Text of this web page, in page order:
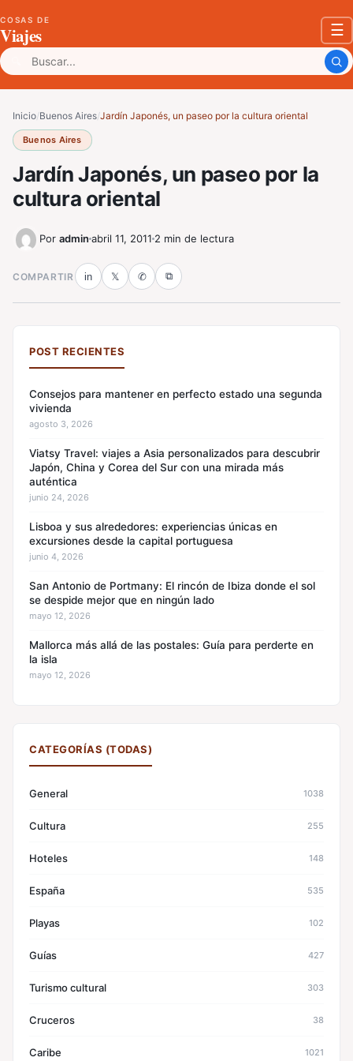
COSAS DE
Viajes ☰
Buscar:
Inicio/Buenos Aires/Jardín Japonés, un paseo por la cultura oriental
Buenos Aires
Jardín Japonés, un paseo por la
cultura oriental
Por admin abril 11, 2011 2 min de lectura
COMPARTIR in 𝕏 ✆ ⧉
POST RECIENTES
Consejos para mantener en perfecto estado una segunda
vivienda
agosto 3, 2026
Viatsy Travel: viajes a Asia personalizados para descubrir
Japón, China y Corea del Sur con una mirada más
auténtica
junio 24, 2026
Lisboa y sus alrededores: experiencias únicas en
excursiones desde la capital portuguesa
junio 4, 2026
San Antonio de Portmany: El rincón de Ibiza donde el sol
se despide mejor que en ningún lado
mayo 12, 2026
Mallorca más allá de las postales: Guía para perderte en
la isla
mayo 12, 2026
CATEGORÍAS (TODAS)
General 1038
Cultura 255
Hoteles 148
España 535
Playas 102
Guías 427
Turismo cultural 303
Cruceros 38
Caribe 1021